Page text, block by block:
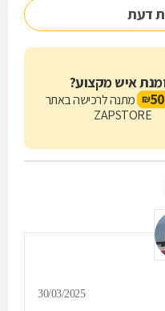
דעת
איש מקצוע?
50
₪ מתנה לרכישה באתר
ZAPSTORE
30/03/2025